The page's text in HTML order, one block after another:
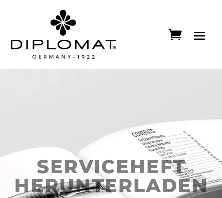
SERVICEHEFT
HERUNTERLADEN